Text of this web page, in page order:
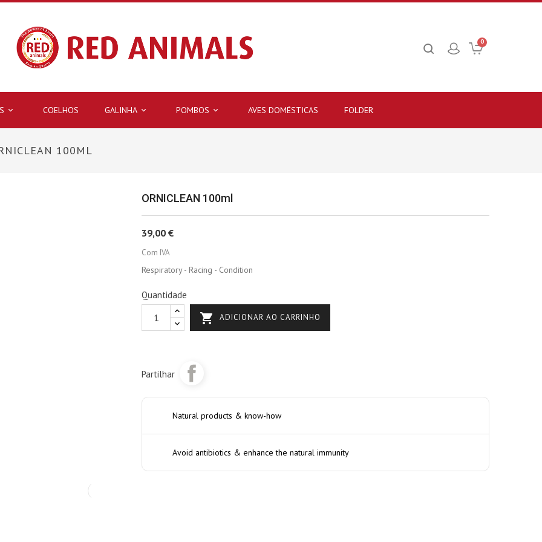
0
 COELHOS 
GALINHA 
POMBOS AVES DOMÉSTICAS FOLDER
100ML
ORNICLEAN 100ml
39,00 €
Com IVA
Respiratory - Racing - Condition
Quantidade
 ADICIONAR AO CARRINHO
Partilhar
Natural products & know-how
Avoid antibiotics & enhance the natural immunity